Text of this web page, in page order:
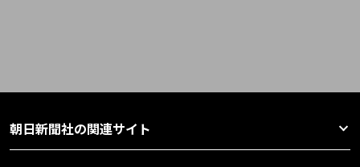
朝日新聞社の関連サイト